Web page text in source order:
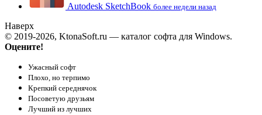
Autodesk SketchBook более недели назад
Наверх
© 2019-2026, KtonaSoft.ru — каталог софта для Windows.
Оцените!
Ужасный софт
Плохо, но терпимо
Крепкий середнячок
Посоветую друзьям
Лучший из лучших